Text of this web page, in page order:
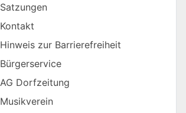
Satzungen
Kontakt
Hinweis zur Barrierefreiheit
Bürgerservice
AG Dorfzeitung
Musikverein